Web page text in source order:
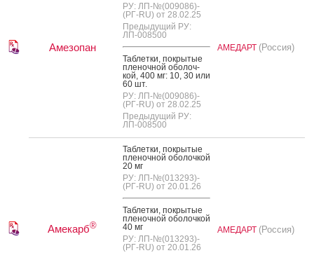
Амезопан
РУ: ЛП-№(009086)-
(РГ-RU) от 28.02.25
Предыдущий РУ:
ЛП-008500
Таб­летки, пок­ры­тые
пле­ноч­ной обо­лоч­
кой, 400 мг: 10, 30 или
60 шт.
РУ: ЛП-№(009086)-
(РГ-RU) от 28.02.25
Предыдущий РУ:
ЛП-008500
АМЕДАРТ (Россия)
Амекарб®
Таб­летки, пок­ры­тые
пле­ноч­ной обо­лоч­кой
20 мг
РУ: ЛП-№(013293)-
(РГ-RU) от 20.01.26
Таб­летки, пок­ры­тые
пле­ноч­ной обо­лоч­кой
40 мг
РУ: ЛП-№(013293)-
(РГ-RU) от 20.01.26
АМЕДАРТ (Россия)